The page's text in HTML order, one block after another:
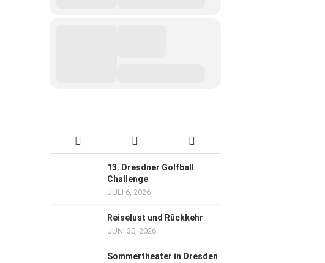
13. Dresdner Golfball
Challenge
JULI 6, 2026
Reiselust und Rückkehr
JUNI 30, 2026
Sommertheater in Dresden